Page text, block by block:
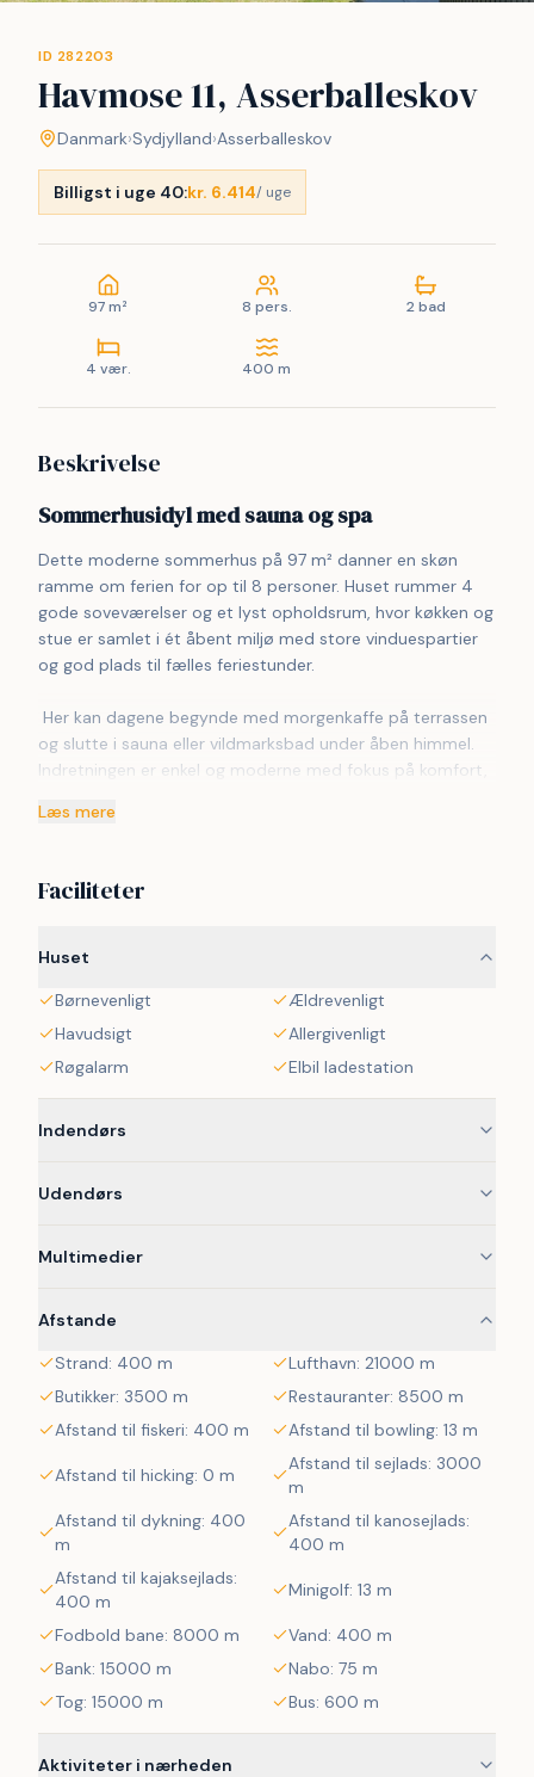
ID 282203
Havmose 11, Asserballeskov
Danmark›Sydjylland›Asserballeskov
Billigst i uge 40:kr. 6.414/ uge
97 m² 8 pers. 2 bad
4 vær. 400 m
Beskrivelse
Sommerhusidyl med sauna og spa
Dette moderne sommerhus på 97 m² danner en skøn
ramme om ferien for op til 8 personer. Huset rummer 4
gode soveværelser og et lyst opholdsrum, hvor køkken og
stue er samlet i ét åbent miljø med store vinduespartier
og god plads til fælles feriestunder.
og slutte i sauna eller vildmarksbad under åben himmel.
Indretningen er enkel og moderne med fokus på komfort,
at tage en dukkert eller nyde aftener ved kysten.
natur og smukke kyststrækning på Als. Her finder I små
cykelture gennem skov, bakker og åbne landskaber. Den
med tid til afslapning og oplevelser i naturen.
I også golfbaner, badeland og oplevelser som Universe
Læs mere
Faciliteter
Huset
Børnevenligt
Ældrevenligt
Havudsigt
Allergivenligt
Røgalarm
Elbil ladestation
Indendørs
Udendørs
Multimedier
Afstande
Strand: 400 m
Lufthavn: 21000 m
Butikker: 3500 m
Restauranter: 8500 m
Afstand til fiskeri: 400 m
Afstand til bowling: 13 m
Afstand til hicking: 0 m
Afstand til sejlads: 3000
m
Afstand til dykning: 400
m
Afstand til kanosejlads:
400 m
Afstand til kajaksejlads:
400 m
Minigolf: 13 m
Fodbold bane: 8000 m
Vand: 400 m
Bank: 15000 m
Nabo: 75 m
Tog: 15000 m
Bus: 600 m
Aktiviteter i nærheden